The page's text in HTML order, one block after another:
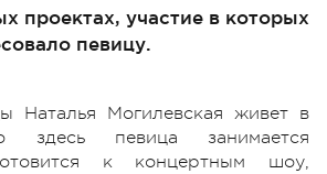
проектах, участие в которых
певицу.
Наталья Могилевская живет в
здесь певица занимается
к концертным шоу,